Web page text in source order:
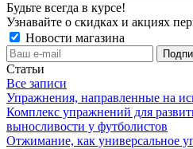
Будьте всегда в курсе!
Узнавайте о скидках и акциях
Новости магазина
Статьи
Все записи
Упражнения, направленные на
Комплекс упражнений для
выносливости у футболистов
Отжимание, как универсальное